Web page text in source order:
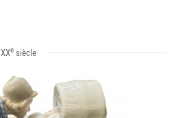
XXesiècle